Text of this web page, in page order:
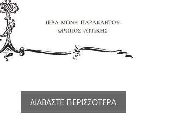
ΔΙΑΒΑΣΤΕ ΠΕΡΙΣΣΟΤΕΡΑ